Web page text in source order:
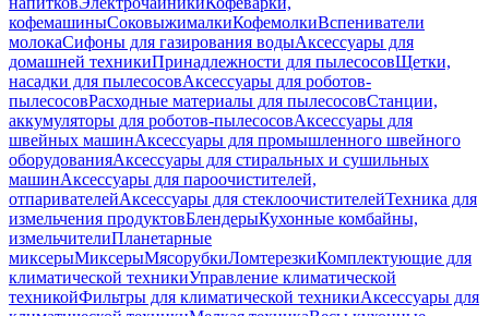
кофемашиныСоковыжималкиКофемолкиВспениватели
молокаСифоны для газирования водыАксессуары для
домашней техникиПринадлежности для пылесосовЩетки,
насадки для пылесосовАксессуары для роботов-
пылесосовРасходные материалы для пылесосовСтанции,
аккумуляторы для роботов-пылесосовАксессуары для
швейных машинАксессуары для промышленного швейного
оборудованияАксессуары для стиральных и сушильных
машинАксессуары для пароочистителей,
отпаривателейАксессуары для стеклоочистителейТехника для
измельчения продуктовБлендерыКухонные комбайны,
измельчителиПланетарные
миксерыМиксерыМясорубкиЛомтерезкиКомплектующие для
климатической техникиУправление климатической
техникойФильтры для климатической техникиАксессуары для